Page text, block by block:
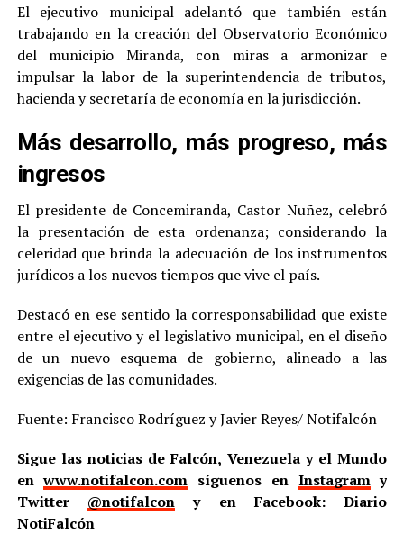
El ejecutivo municipal adelantó que también están
trabajando en la creación del Observatorio Económico
del municipio Miranda, con miras a armonizar e
impulsar la labor de la superintendencia de tributos,
hacienda y secretaría de economía en la jurisdicción.
Más desarrollo, más progreso, más
ingresos
El presidente de Concemiranda, Castor Nuñez, celebró
la presentación de esta ordenanza; considerando la
celeridad que brinda la adecuación de los instrumentos
jurídicos a los nuevos tiempos que vive el país.
Destacó en ese sentido la corresponsabilidad que existe
entre el ejecutivo y el legislativo municipal, en el diseño
de un nuevo esquema de gobierno, alineado a las
exigencias de las comunidades.
Fuente: Francisco Rodríguez y Javier Reyes/ Notifalcón
Sigue las noticias de Falcón, Venezuela y el Mundo
enwww.notifalcon.com síguenos en Instagramy
Twitter @notifalcon y en Facebook: Diario
NotiFalcón